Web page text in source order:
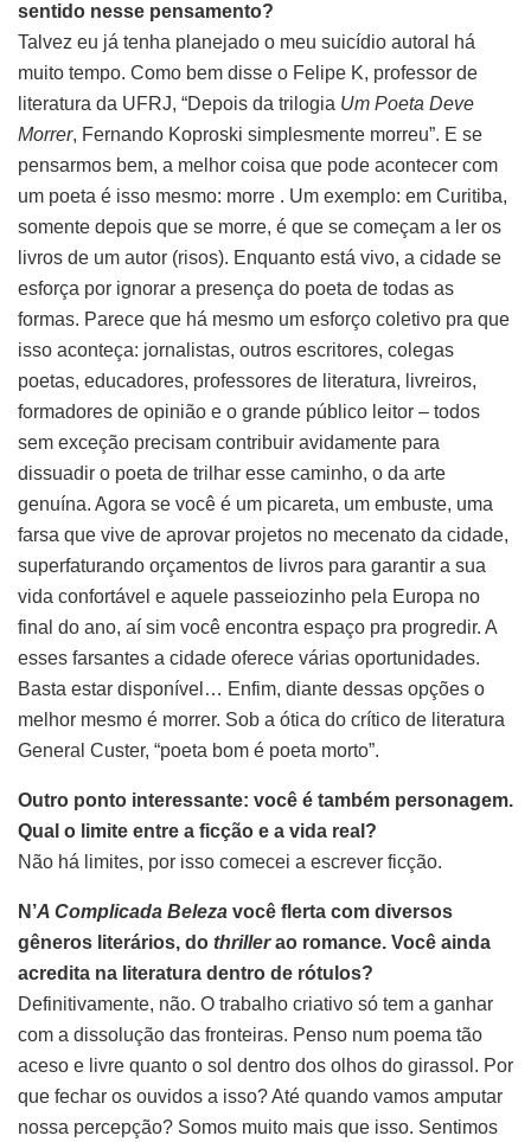
sentido nesse pensamento?
Talvez eu já tenha planejado o meu suicídio autoral há
muito tempo. Como bem disse o Felipe K, professor de
literatura da UFRJ, “Depois da trilogia Um Poeta Deve
Morrer, Fernando Koproski simplesmente morreu”. E se
pensarmos bem, a melhor coisa que pode acontecer com
um poeta é isso mesmo: morre . Um exemplo: em Curitiba,
somente depois que se morre, é que se começam a ler os
livros de um autor (risos). Enquanto está vivo, a cidade se
esforça por ignorar a presença do poeta de todas as
formas. Parece que há mesmo um esforço coletivo pra que
isso aconteça: jornalistas, outros escritores, colegas
poetas, educadores, professores de literatura, livreiros,
formadores de opinião e o grande público leitor – todos
sem exceção precisam contribuir avidamente para
dissuadir o poeta de trilhar esse caminho, o da arte
genuína. Agora se você é um picareta, um embuste, uma
farsa que vive de aprovar projetos no mecenato da cidade,
superfaturando orçamentos de livros para garantir a sua
vida confortável e aquele passeiozinho pela Europa no
final do ano, aí sim você encontra espaço pra progredir. A
esses farsantes a cidade oferece várias oportunidades.
Basta estar disponível… Enfim, diante dessas opções o
melhor mesmo é morrer. Sob a ótica do crítico de literatura
General Custer, “poeta bom é poeta morto”.
Outro ponto interessante: você é também personagem.
Qual o limite entre a ficção e a vida real?
Não há limites, por isso comecei a escrever ficção.
N’A Complicada Beleza você flerta com diversos
gêneros literários, do thrillerao romance. Você ainda
acredita na literatura dentro de rótulos?
Definitivamente, não. O trabalho criativo só tem a ganhar
com a dissolução das fronteiras. Penso num poema tão
aceso e livre quanto o sol dentro dos olhos do girassol. Por
que fechar os ouvidos a isso? Até quando vamos amputar
nossa percepção? Somos muito mais que isso. Sentimos